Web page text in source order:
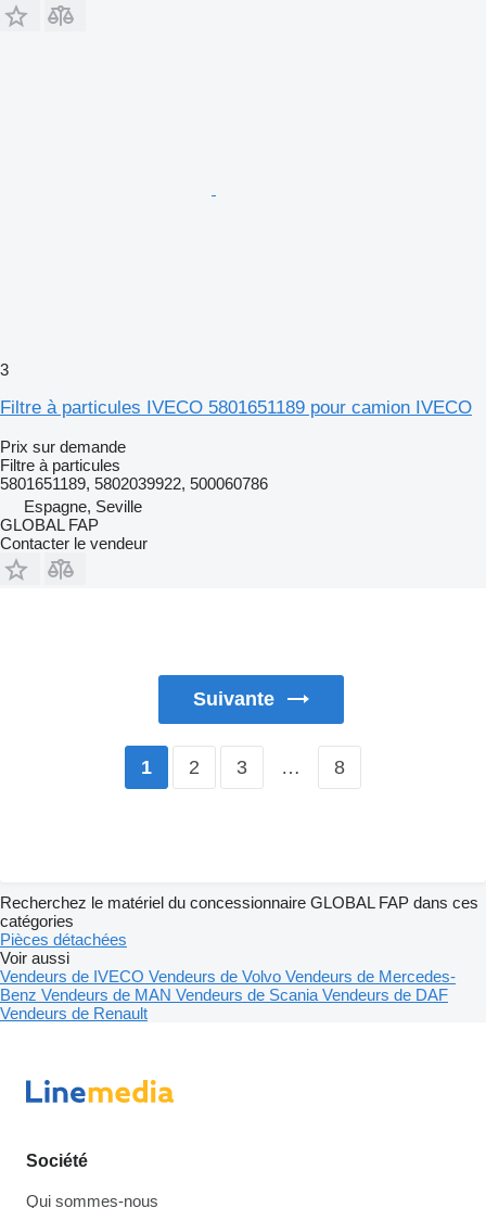
3
Filtre à particules IVECO 5801651189 pour camion IVECO
Prix sur demande
Filtre à particules
5801651189, 5802039922, 500060786
Espagne, Seville
GLOBAL FAP
Contacter le vendeur
Suivante
1 2 3 … 8
Recherchez le matériel du concessionnaire GLOBAL FAP dans ces
catégories
Pièces détachées
Voir aussi
Vendeurs de IVECO Vendeurs de Volvo Vendeurs de Mercedes-
Benz Vendeurs de MAN Vendeurs de Scania Vendeurs de DAF
Vendeurs de Renault
Société
Qui sommes-nous